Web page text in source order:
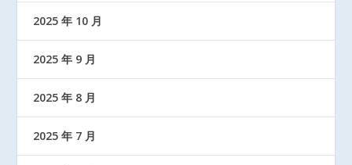
2025 年 10 月
2025 年 9 月
2025 年 8 月
2025 年 7 月